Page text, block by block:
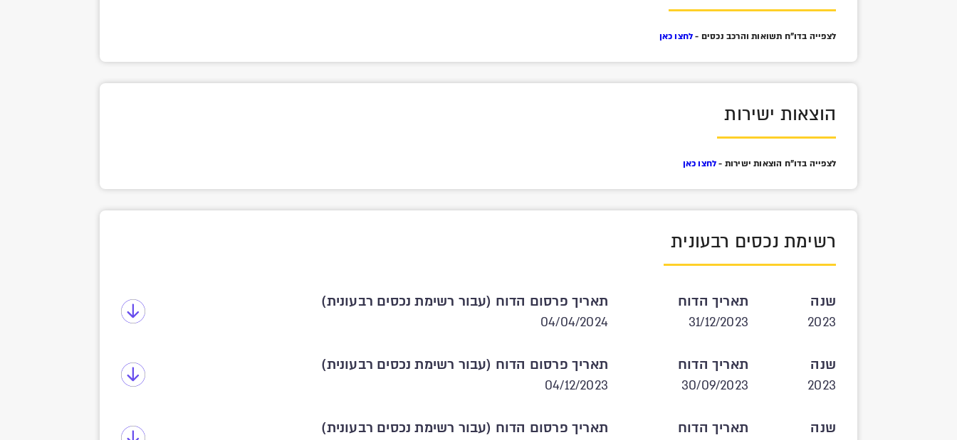
לצפייה בדו"ח תשואות והרכב נכסים -לחצו כאן
הוצאות ישירות
לצפייה בדו"ח הוצאות ישירות -לחצו כאן
רשימת נכסים רבעונית
שנה
2023
תאריך הדוח
31/12/2023
תאריך פרסום הדוח (עבור רשימת נכסים רבעונית)
04/04/2024
שנה
2023
תאריך הדוח
30/09/2023
תאריך פרסום הדוח (עבור רשימת נכסים רבעונית)
04/12/2023
שנה תאריך הדוח תאריך פרסום הדוח (עבור רשימת נכסים רבעונית)